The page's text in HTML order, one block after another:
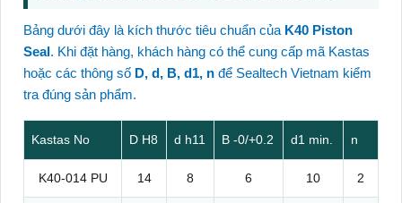
Bảng dưới đây là kích thước tiêu chuẩn của K40 Piston
Seal. Khi đặt hàng, khách hàng có thể cung cấp mã Kastas
hoặc các thông số D, d, B, d1, n để Sealtech Vietnam kiểm
tra đúng sản phẩm.
Kastas No D H8 d h11 B -0/+0.2 d1 min. n
K40-014 PU 14 8 6 10 2